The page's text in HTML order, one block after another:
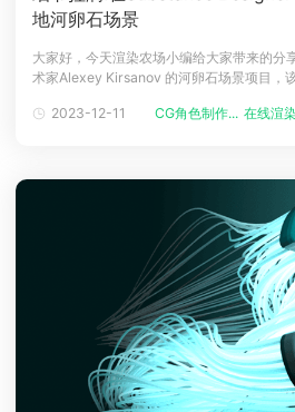
地河卵石场景
大家好，今天渲染农场小编给大家带来的分
术家Alexey Kirsanov 的河卵石场景项目，
向的CG创作不是凭空在脑海中想象的，第一
2023-12-11 CG角色制作... 在线渲